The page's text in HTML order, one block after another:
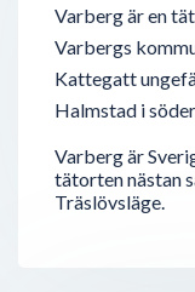
Varberg är en
Varbergs
Kattegatt
Halmstad i
Varberg är
tätorten nästan
Träslövsläge.